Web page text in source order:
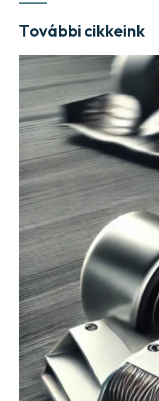
További cikkeink